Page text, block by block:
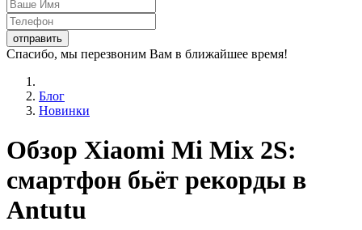
Спасибо, мы перезвоним Вам в ближайшее время!
Блог
Новинки
Обзор Xiaomi Mi Mix 2S:
смартфон бьёт рекорды в
Antutu